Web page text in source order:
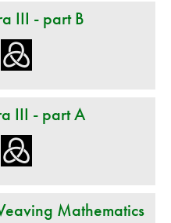
III - part B
III - part A
Mathematics